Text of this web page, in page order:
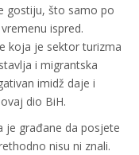
gostiju, što samo po
ispred.
koja je sektor turizma
i migrantska
imidž daje i
dio BiH.
je građane da posjete
nisu ni znali.